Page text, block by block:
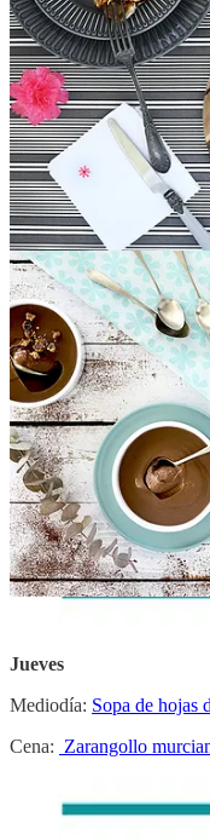
Cena: Huevos fritos con
Martes
Mediodía:Lentejas
Cena: Lomo de orza
Miércoles
Mediodía: Espaguetis
de lenguado a la plancha |
Cena:Pechugas de pollo
Jueves
Mediodía: Sopa de hojas
Cena: Zarangollo